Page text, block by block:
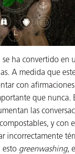
se ha convertido en
A medida que
con
que nunca.
las
y con
incorrectamente
esto greenwashing,